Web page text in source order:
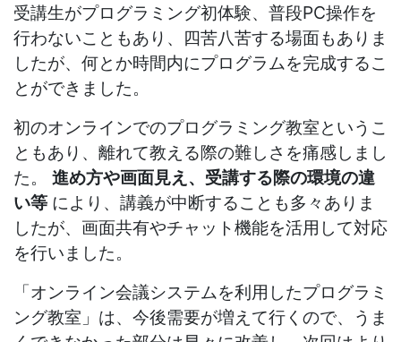
受講生がプログラミング初体験、普段PC操作を
行わないこともあり、四苦八苦する場面もありま
したが、何とか時間内にプログラムを完成するこ
とができました。
初のオンラインでのプログラミング教室というこ
ともあり、離れて教える際の難しさを痛感しまし
た。 進め方や画面見え、受講する際の環境の違
い等 により、講義が中断することも多々ありま
したが、画面共有やチャット機能を活用して対応
を行いました。
「オンライン会議システムを利用したプログラミ
ング教室」は、今後需要が増えて行くので、うま